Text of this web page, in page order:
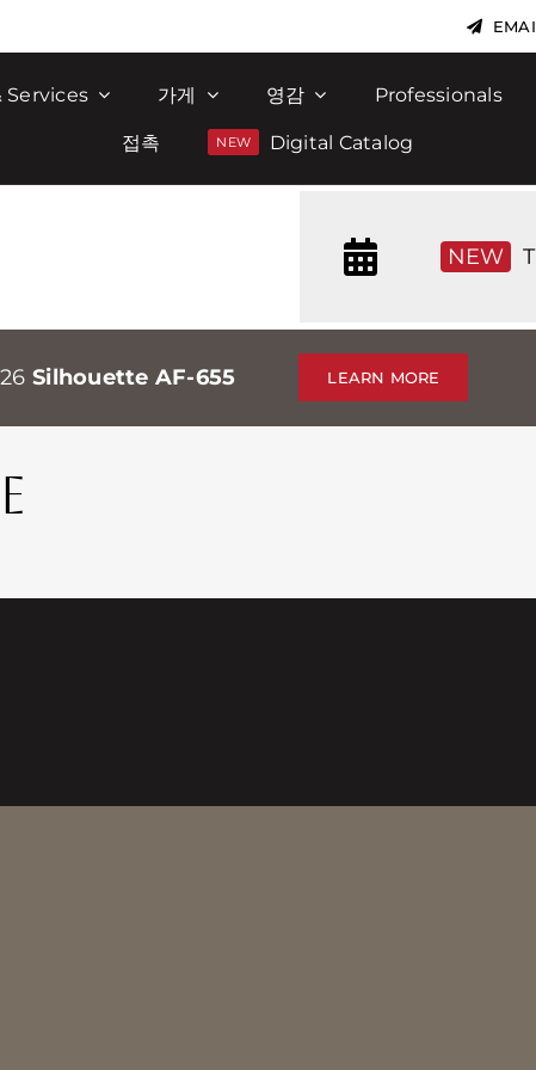
Services 가게 영감 Professionals
접촉 Digital Catalog
NEW
Silhouette AF-655 LEARN MORE